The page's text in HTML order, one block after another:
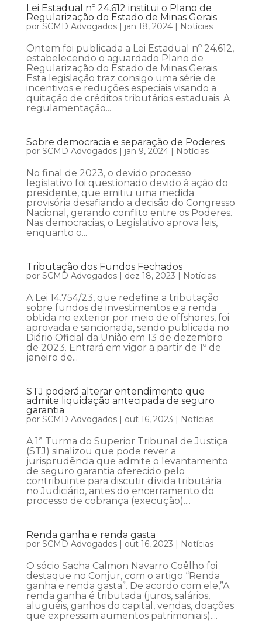
Lei Estadual nº 24.612 institui o Plano de
Regularização do Estado de Minas Gerais
por SCMD Advogados| jan 18, 2024| Notícias
Ontem foi publicada a Lei Estadual nº 24.612,
estabelecendo o aguardado Plano de
Regularização do Estado de Minas Gerais.
Esta legislação traz consigo uma série de
incentivos e reduções especiais visando a
quitação de créditos tributários estaduais. A
regulamentação...
Sobre democracia e separação de Poderes
por SCMD Advogados| jan 9, 2024| Notícias
No final de 2023, o devido processo
legislativo foi questionado devido à ação do
presidente, que emitiu uma medida
provisória desafiando a decisão do Congresso
Nacional, gerando conflito entre os Poderes.
Nas democracias, o Legislativo aprova leis,
enquanto o...
Tributação dos Fundos Fechados
por SCMD Advogados| dez 18, 2023 | Notícias
A Lei 14.754/23, que redefine a tributação
sobre fundos de investimentos e a renda
obtida no exterior por meio de offshores, foi
aprovada e sancionada, sendo publicada no
Diário Oficial da União em 13 de dezembro
de 2023. Entrará em vigor a partir de 1º de
janeiro de...
STJ poderá alterar entendimento que
admite liquidação antecipada de seguro
garantia
por SCMD Advogados| out 16, 2023 | Notícias
A 1ª Turma do Superior Tribunal de Justiça
(STJ) sinalizou que pode rever a
jurisprudência que admite o levantamento
de seguro garantia oferecido pelo
contribuinte para discutir dívida tributária
no Judiciário, antes do encerramento do
processo de cobrança (execução)....
Renda ganha e renda gasta
por SCMD Advogados| out 16, 2023 | Notícias
O sócio Sacha Calmon Navarro Coêlho foi
destaque no Conjur, com o artigo “Renda
ganha e renda gasta”. De acordo com ele,”A
renda ganha é tributada (juros, salários,
aluguéis, ganhos do capital, vendas, doações
que expressam aumentos patrimoniais)....